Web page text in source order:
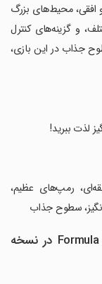
محیط‌های بزرگ
و گزینه‌های کنترل
جذاب در این بازی،
لذت ببرید!
رمپ‌های عظیم،
سطوح جذاب
تغییرات برنامه Formula Car Stunt - Car Games در نسخه